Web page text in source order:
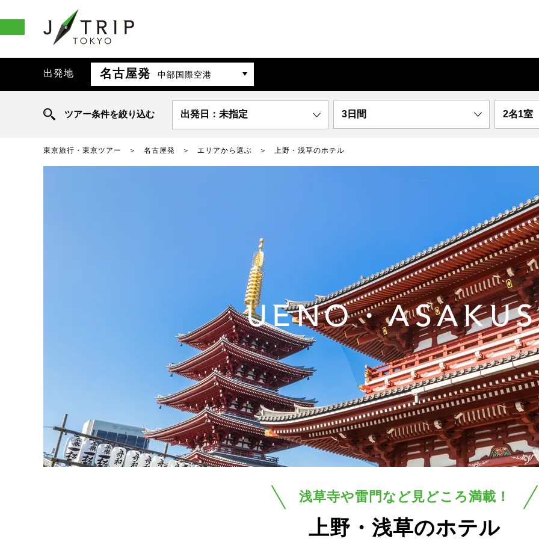
出発地 名古屋発 中部国際空港
ツアー条件を絞り込む 出発日：未指定 3日間 2名1室
東京旅行・東京ツアー 名古屋発 エリアから選ぶ 上野・浅草のホテル
UENO・
浅草寺や雷門など見どころ満載！
上野・浅草のホテル